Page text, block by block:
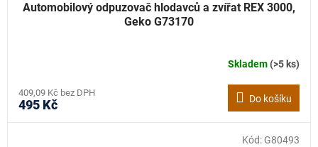
Automobilový odpuzovač hlodavců a zvířat REX 3000,
Geko G73170
Skladem(>5 ks)
409,09 Kč bez DPH
495 Kč Do košíku
Kód: G80493